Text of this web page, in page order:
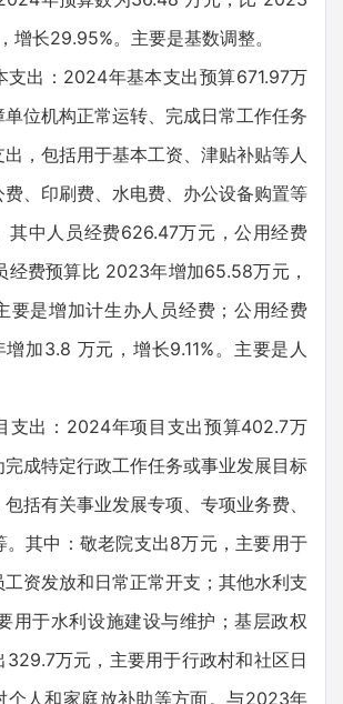
增长29.95%。主要是基数调整。
出：2024年基本支出预算671.97万
位机构正常运转、完成日常工作任务
，包括用于基本工资、津贴补贴等人
费、印刷费、水电费、办公设备购置等
其中人员经费626.47万元，公用经费
经费预算比 2023年增加65.58万元，
要是增加计生办人员经费；公用经费
加3.8 万元，增长9.11%。主要是人
出：2024年项目支出预算402.7万
成特定行政工作任务或事业发展目标
括有关事业发展专项、专项业务费、
。其中：敬老院支出8万元，主要用于
资发放和日常正常开支；其他水利支
用于水利设施建设与维护；基层政权
329.7万元，主要用于行政村和社区日
个人和家庭放补助等方面。与2023年